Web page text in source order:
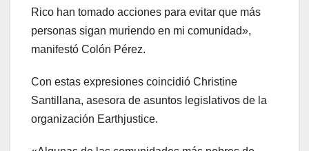
Rico han tomado acciones para evitar que más
personas sigan muriendo en mi comunidad»,
manifestó Colón Pérez.
Con estas expresiones coincidió Christine
Santillana, asesora de asuntos legislativos de la
organización Earthjustice.